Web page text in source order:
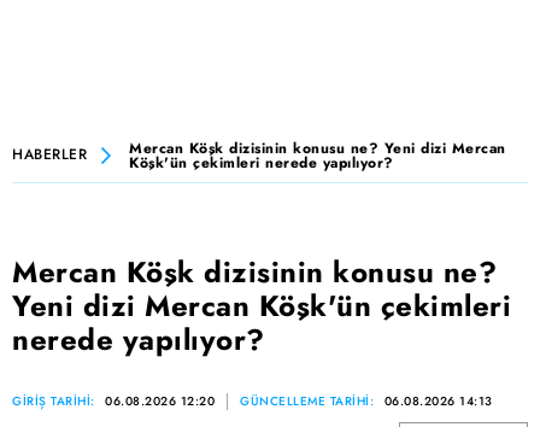
HABERLER Mercan Köşk dizisinin konusu ne? Yeni dizi Mercan
Köşk'ün çekimleri nerede yapılıyor?
Mercan Köşk dizisinin konusu ne?
Yeni dizi Mercan Köşk'ün çekimleri
nerede yapılıyor?
GİRİŞ TARİHİ: 06.08.2026 12:20 GÜNCELLEME TARİHİ: 06.08.2026 14:13